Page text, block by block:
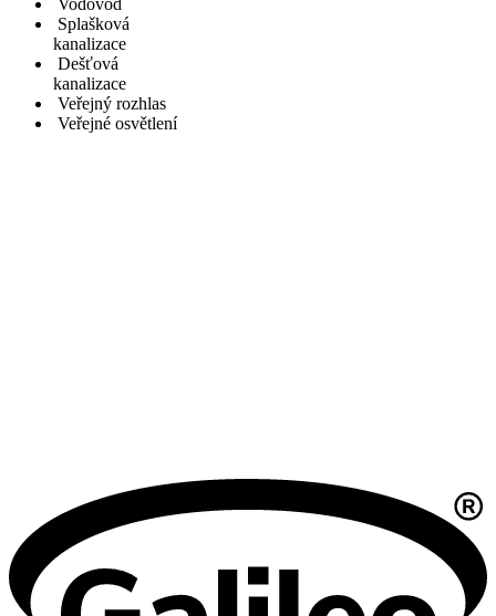
Vodovod
Splašková
kanalizace
Dešťová
kanalizace
Veřejný rozhlas
Veřejné osvětlení